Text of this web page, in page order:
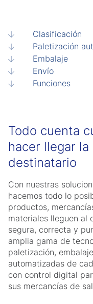
Clasificación
Paletización
Embalaje
Envío
Funciones
Todo cuenta
hacer llegar
destinatario
Con nuestras
hacemos todo lo
productos,
materiales lleguen al
segura, correcta y
amplia gama de
paletización,
automatizadas de
con control digital
sus mercancías de